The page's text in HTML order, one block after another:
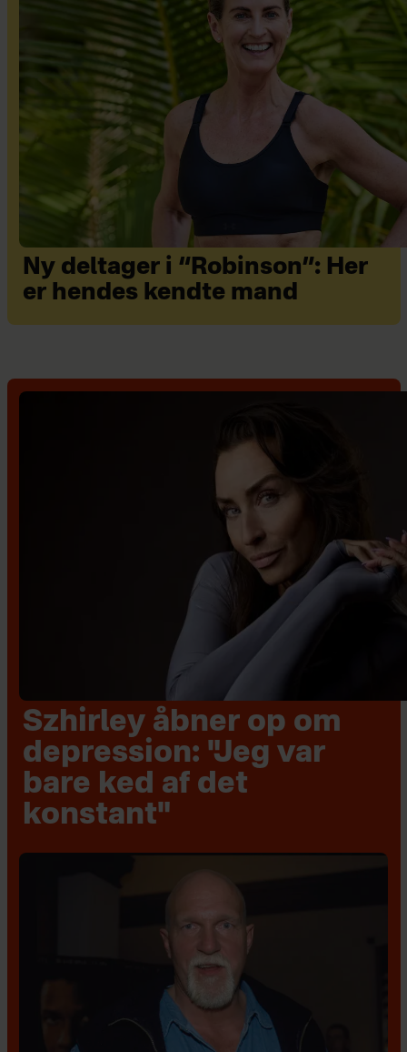
Ny deltager i “Robinson”: Her
er hendes kendte mand
Szhirley åbner op om
depression: "Jeg var
bare ked af det
konstant"